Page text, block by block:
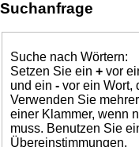
Suchanfrage
Suche nach Wörtern:
Setzen Sie ein + vor
und ein - vor ein Wort,
Verwenden Sie
einer Klammer, wenn
muss. Benutzen Sie
Übereinstimmungen.